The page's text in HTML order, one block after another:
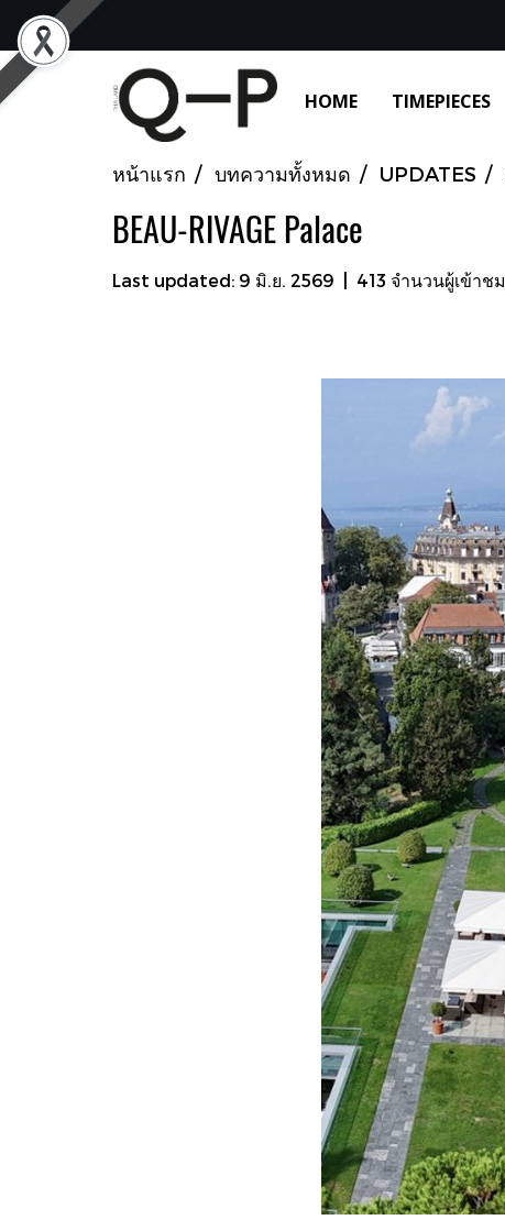
HOME TIMEPIECES
หน้าแรก บทความทั้งหมด UPDATES
BEAU-RIVAGE Palace
Last updated: 9 มิ.ย. 2569 413 จำนวนผู้เข้าชม